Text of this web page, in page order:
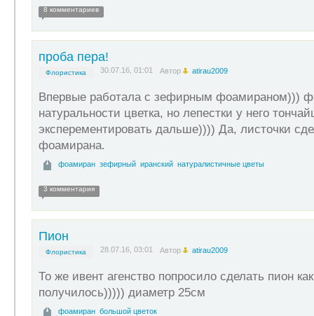
8 комментариев
проба пера!
Флористика 30.07.16, 01:01 Автор atirau2009
Впервые работала с зефирным фоамираном)))
натуральности цветка, но лепестки у него
эксперементировать дальше)))) Да, листочки
фоамирана.
фоамиран зефирный иранский натуралистичные цветы
3 комментария
Пион
Флористика 28.07.16, 03:01 Автор atirau2009
То же ивент агенство попросило сделать пион
получилось))))) диаметр 25см
фоамиран большой цветок